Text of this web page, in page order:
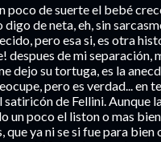
poco de suerte el bebé
digo de neta, eh, sin
pero esa si, es otra
despues de mi separación,
dejo su tortuga, es la
pero es verdad... en
satiricón de Fellini. Aunque
un poco el liston o mas
que ya ni se si fue para bien